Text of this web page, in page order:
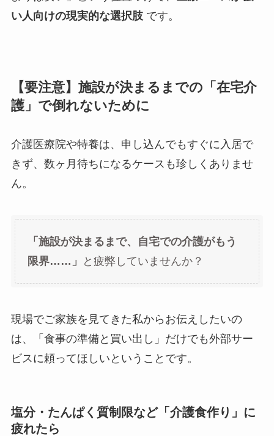
い人向けの現実的な選択肢です。
【要注意】施設が決まるまでの「在宅介
護」で倒れないために
介護医療院や特養は、申し込んでもすぐに入居で
きず、数ヶ月待ちになるケースも珍しくありませ
ん。
「施設が決まるまで、自宅での介護がもう
限界……」
と疲弊していませんか？
現場でご家族を見てきた私からお伝えしたいの
は、「食事の準備と買い出し」だけでも外部サー
ビスに頼ってほしいということです。
塩分・たんぱく質制限など「介護食作り」に
疲れたら